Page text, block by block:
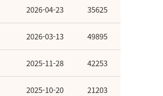
2026-04-23 35625
2026-03-13 49895
2025-11-28 42253
2025-10-20 21203